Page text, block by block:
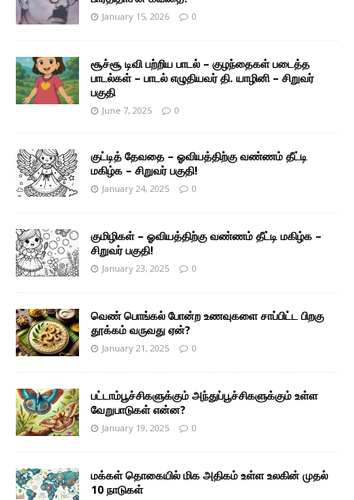
January 15, 2026 0
சூச்சூ டிவி பற்றிய பாடல் – குழந்தைகள் படைத்த
பாடல்கள் – பாடல் எழுதியவர் தி. யாழினி – சிறுவர்
பகுதி
June 7, 2025 0
குட்டித் தேவதை – ஓவியத்திற்கு வண்ணம் தீட்டி
மகிழ்க – சிறுவர் பகுதி!
January 24, 2025 0
குமிழிகள் – ஓவியத்திற்கு வண்ணம் தீட்டி மகிழ்க –
சிறுவர் பகுதி!
January 23, 2025 0
வெண் பொங்கல் போன்ற உணவுகளை சாப்பிட்ட பிறகு
தூக்கம் வருவது ஏன்?
January 21, 2025 0
பட்டாம்பூச்சிகளுக்கும் அந்துப்பூச்சிகளுக்கும் உள்ள
வேறுபாடுகள் என்ன?
January 19, 2025 0
மக்கள் தொகையில் மிக அதிகம் உள்ள உலகின் முதல்
10 நாடுகள்